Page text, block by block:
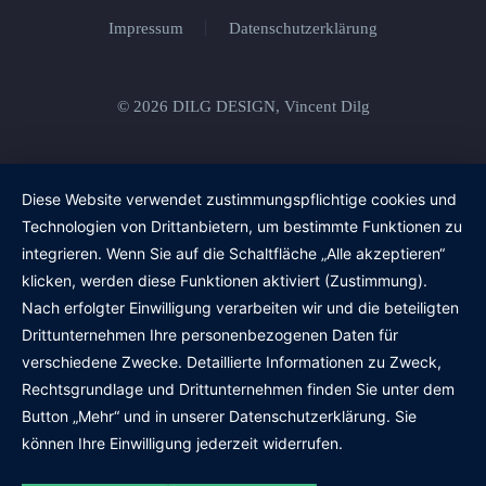
Impressum Datenschutzerklärung
© 2026 DILG DESIGN, Vincent Dilg
Diese Website verwendet zustimmungspflichtige cookies und
Technologien von Drittanbietern, um bestimmte Funktionen zu
integrieren. Wenn Sie auf die Schaltfläche „Alle akzeptieren“
klicken, werden diese Funktionen aktiviert (Zustimmung).
Nach erfolgter Einwilligung verarbeiten wir und die beteiligten
Drittunternehmen Ihre personenbezogenen Daten für
verschiedene Zwecke. Detaillierte Informationen zu Zweck,
Rechtsgrundlage und Drittunternehmen finden Sie unter dem
Button „Mehr“ und in unserer Datenschutzerklärung. Sie
können Ihre Einwilligung jederzeit widerrufen.